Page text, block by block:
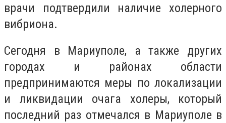
врачи подтвердили наличие холерного
вибриона.
Сегодня в Мариуполе, а также других
городах и районах области
предпринимаются меры по локализации
и ликвидации очага холеры, который
последний раз отмечался в Мариуполе в